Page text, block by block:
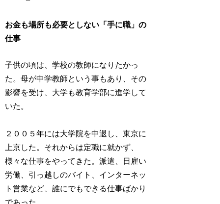
お金も場所も必要としない「手に職」の
仕事
子供の頃は、学校の教師になりたかっ
た。母が中学教師という事もあり、その
影響を受け、大学も教育学部に進学して
いた。
２００５年には大学院を中退し、東京に
上京した。それからは定職に就かず、
様々な仕事をやってきた。派遣、日雇い
労働、引っ越しのバイト、インターネッ
ト営業など、誰にでもできる仕事ばかり